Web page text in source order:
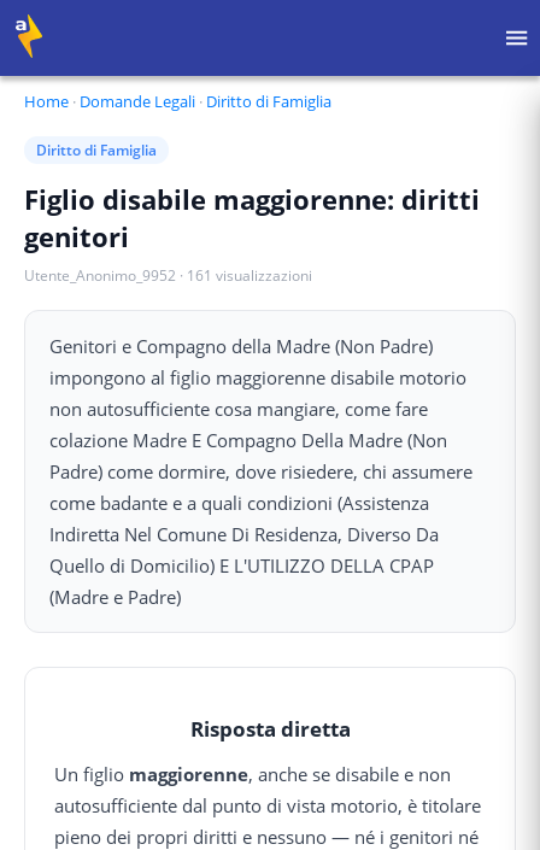
Home · Domande Legali · Diritto di Famiglia
Diritto di Famiglia
Figlio disabile maggiorenne: diritti
genitori
Utente_Anonimo_9952 · 161 visualizzazioni
Genitori e Compagno della Madre (Non Padre)
impongono al figlio maggiorenne disabile motorio
non autosufficiente cosa mangiare, come fare
colazione Madre E Compagno Della Madre (Non
Padre) come dormire, dove risiedere, chi assumere
come badante e a quali condizioni (Assistenza
Indiretta Nel Comune Di Residenza, Diverso Da
Quello di Domicilio) E L'UTILIZZO DELLA CPAP
(Madre e Padre)
Risposta diretta
Un figlio maggiorenne, anche se disabile e non
autosufficiente dal punto di vista motorio, è titolare
pieno dei propri diritti e nessuno — né i genitori né